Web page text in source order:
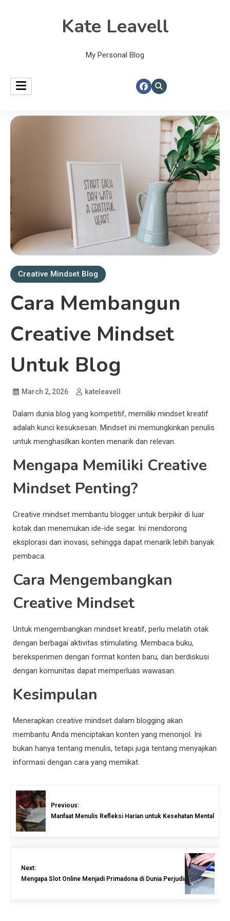
Kate Leavell
My Personal Blog
Creative Mindset Blog
Cara Membangun
Creative Mindset
Untuk Blog
March 2, 2026 kateleavell
Dalam dunia blog yang kompetitif, memiliki mindset kreatif
adalah kunci kesuksesan. Mindset ini memungkinkan penulis
untuk menghasilkan konten menarik dan relevan.
Mengapa Memiliki Creative
Mindset Penting?
Creative mindset membantu blogger untuk berpikir di luar
kotak dan menemukan ide-ide segar. Ini mendorong
eksplorasi dan inovasi, sehingga dapat menarik lebih banyak
pembaca.
Cara Mengembangkan
Creative Mindset
Untuk mengembangkan mindset kreatif, perlu melatih otak
dengan berbagai aktivitas stimulating. Membaca buku,
bereksperimen dengan format konten baru, dan berdiskusi
dengan komunitas dapat memperluas wawasan.
Kesimpulan
Menerapkan creative mindset dalam blogging akan
membantu Anda menciptakan konten yang menonjol. Ini
bukan hanya tentang menulis, tetapi juga tentang menyajikan
informasi dengan cara yang memikat.
Previous:
Manfaat Menulis Refleksi Harian untuk Kesehatan Mental
Next:
Mengapa Slot Online Menjadi Primadona di Dunia Perjudian Digital